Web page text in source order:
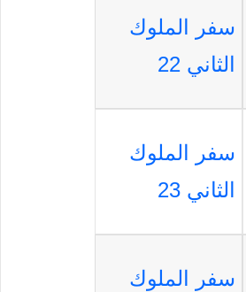
سفر الملوك
الثاني 22
سفر الملوك
الثاني 23
سفر الملوك